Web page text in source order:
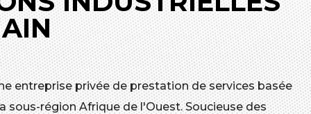
entreprise privée de prestation de services basée
sous-région Afrique de l'Ouest. Soucieuse des